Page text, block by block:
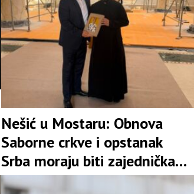
Nešić u Mostaru: Obnova
Saborne crkve i opstanak
Srba moraju biti zajednička
obaveza